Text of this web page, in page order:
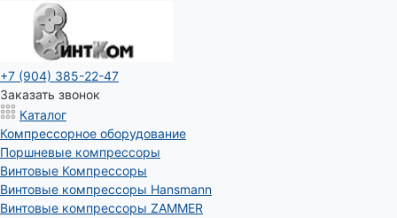
+7 (904) 385-22-47
Заказать звонок
Каталог
Компрессорное оборудование
Поршневые компрессоры
Винтовые Компрессоры
Винтовые компрессоры Hansmann
Винтовые компрессоры ZAMMER